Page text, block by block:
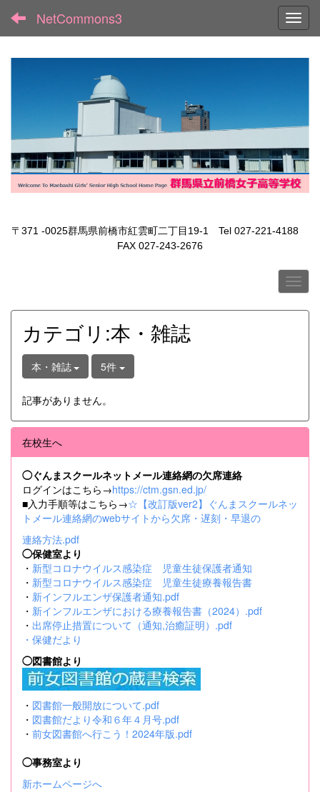
NetCommons3
〒371 -0025群馬県前橋市紅雲町二丁目19-1 Tel 027-221-4188
FAX 027-243-2676
カテゴリ:本・雑誌
本・雑誌 5件
記事がありません。
在校生へ
◯ぐんまスクールネットメール連絡網の欠席連絡
ログインはこちら→https://ctm.gsn.ed.jp/
■入力手順等はこちら→☆【改訂版ver2】ぐんまスクールネッ
トメール連絡網のwebサイトから欠席・遅刻・早退の
連絡方法.pdf
◯保健室より
・ 新型コロナウイルス感染症 児童生徒保護者通知
・ 新型コロナウイルス感染症 児童生徒療養報告書
・ 新インフルエンザ保護者通知.pdf
・ 新インフルエンザにおける療養報告書（2024）.pdf
・ 出席停止措置について（通知,治癒証明）.pdf
・ 保健だより
◯図書館より
・ 図書館一般開放について.pdf
・ 図書館だより令和６年４月号.pdf
・ 前女図書館へ行こう！2024年版.pdf
◯事務室より
新ホームページへ